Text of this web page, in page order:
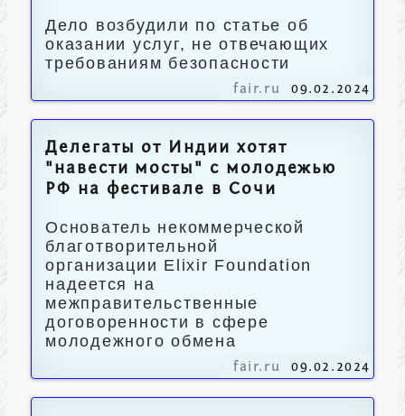
Дело возбудили по статье об
оказании услуг, не отвечающих
требованиям безопасности
fair.ru 09.02.2024
Делегаты от Индии хотят
"навести мосты" с молодежью
РФ на фестивале в Сочи
Основатель некоммерческой
благотворительной
организации Elixir Foundation
надеется на
межправительственные
договоренности в сфере
молодежного обмена
fair.ru 09.02.2024